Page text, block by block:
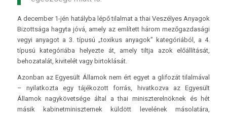
A december 1-jén hatályba lépő tilalmat a thai Veszélyes Anyagok
Bizottsága hagyta jóvá, amely az említett három mezőgazdasági
vegyi anyagot a 3. típusú „toxikus anyagok” kategóriából, a 4.
típusú kategóriába helyezte át, amely tiltja azok előállítását,
behozatalát, kivitelét vagy birtoklását.
Azonban az Egyesült Államok nem ért egyet a glifozát tilalmával
– nyilatkozta egy tájékozott forrás, hivatkozva az Egyesült
Államok nagykövetsége által a thai miniszterelnöknek és hét
másik kabinetminiszternek küldött levelének másolatára,